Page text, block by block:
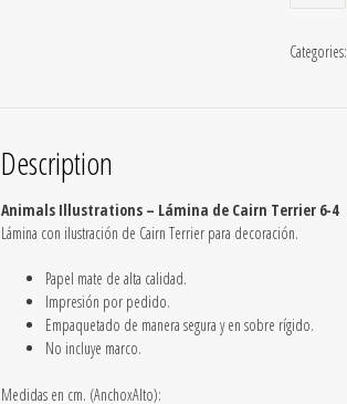
Cairn
Categories:
Description
Animals Illustrations – Lámina de Cairn Terrier 6-4
Lámina con ilustración de Cairn Terrier para decoración.
Papel mate de alta calidad.
Impresión por pedido.
Empaquetado de manera segura y en sobre rígido.
No incluye marco.
Medidas en cm. (AnchoxAlto):